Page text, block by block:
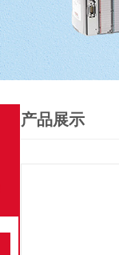
产品展示